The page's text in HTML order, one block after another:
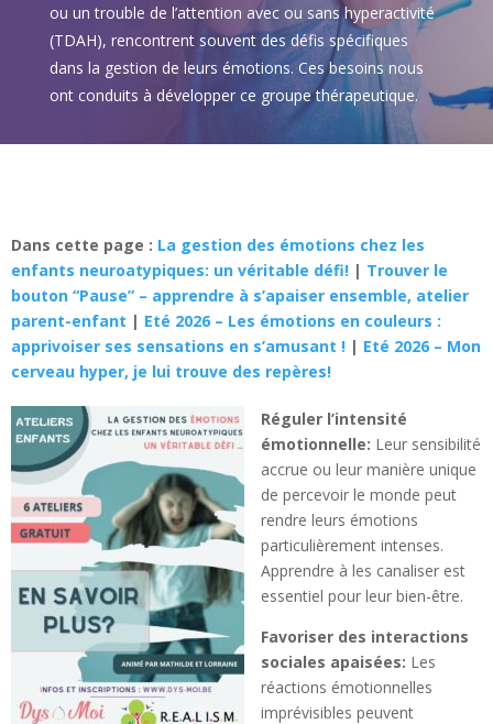
ou un trouble de l’attention avec ou sans hyperactivité
(TDAH), rencontrent souvent des défis spécifiques
dans la gestion de leurs émotions. Ces besoins nous
ont conduits à développer ce groupe thérapeutique.
Dans cette page : La gestion des émotions chez les
enfants neuroatypiques: un véritable défi! | Trouver le
bouton “Pause” – apprendre à s’apaiser ensemble, atelier
parent-enfant | Eté 2026 – Les émotions en couleurs :
apprivoiser ses sensations en s’amusant ! | Eté 2026 – Mon
cerveau hyper, je lui trouve des repères!
Réguler l’intensité
émotionnelle: Leur sensibilité
accrue ou leur manière unique
de percevoir le monde peut
rendre leurs émotions
particulièrement intenses.
Apprendre à les canaliser est
essentiel pour leur bien-être.
Favoriser des interactions
sociales apaisées: Les
réactions émotionnelles
imprévisibles peuvent